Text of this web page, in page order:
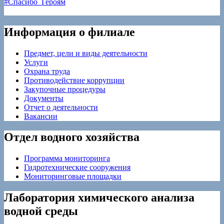
по
Информация о филиале
Предмет, цели и виды деятельности
Услуги
Охрана труда
Противодействие коррупции
Закупочные процедуры
Документы
Отчет о деятельности
Вакансии
Отдел водного хозяйства
Программа мониторинга
Гидротехнические сооружения
Мониторинговые площадки
Лаборатория химического анализа
водной среды